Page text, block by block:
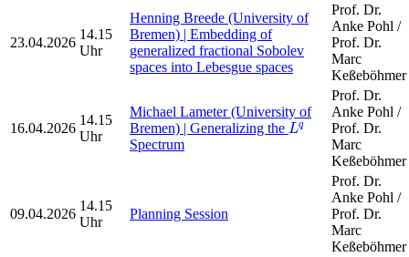
23.04.2026
14.15
Uhr
Henning Breede (University of
Bremen) | Embedding of
generalized fractional Sobolev
spaces into Lebesgue spaces
Prof. Dr.
Anke Pohl /
Prof. Dr.
Marc
Keßeböhmer
16.04.2026
14.15
Uhr
Michael Lameter (University of
Bremen) | Generalizing the Lq
Lq
Spectrum
Prof. Dr.
Anke Pohl /
Prof. Dr.
Marc
Keßeböhmer
09.04.2026
14.15
Uhr
Planning Session
Prof. Dr.
Anke Pohl /
Prof. Dr.
Marc
Keßeböhmer